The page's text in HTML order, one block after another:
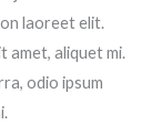
laoreet elit.
amet, aliquet mi.
odio ipsum